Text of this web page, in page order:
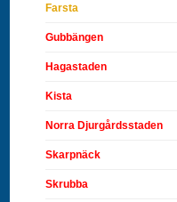
Farsta
Gubbängen
Hagastaden
Kista
Norra Djurgårdsstaden
Skarpnäck
Skrubba